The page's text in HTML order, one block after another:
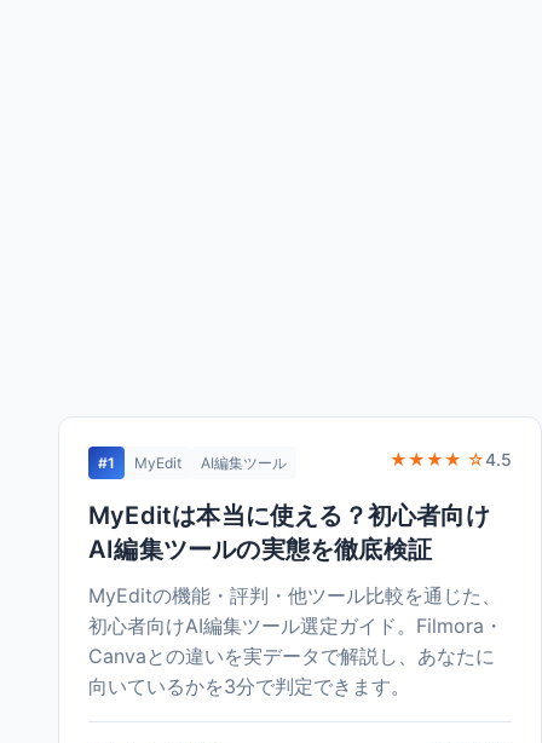
#1 MyEdit AI編集ツール ★★★★ ☆4.5
MyEditは本当に使える？初心者向け
AI編集ツールの実態を徹底検証
MyEditの機能・評判・他ツール比較を通じた、
初心者向けAI編集ツール選定ガイド。Filmora・
Canvaとの違いを実データで解説し、あなたに
向いているかを3分で判定できます。